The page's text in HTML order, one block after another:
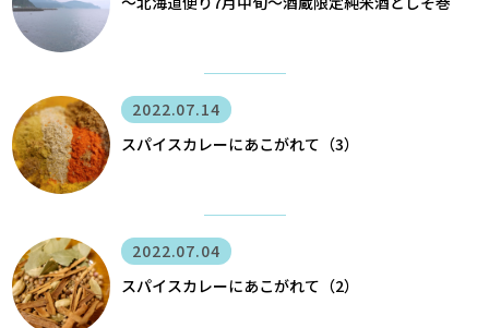
2022.07.14
スパイスカレーにあこがれて（3）
2022.07.04
スパイスカレーにあこがれて（2）